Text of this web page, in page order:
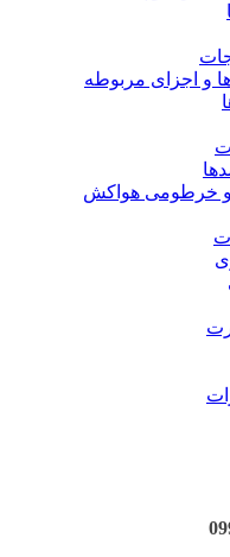
و اجزای مربوطه
و خرطومی هواکش